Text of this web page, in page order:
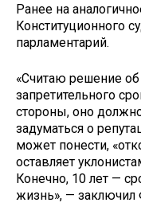
Ранее на
Конституционного
парламентарий.
«Считаю решение об
запретительного
стороны, оно
задуматься о
может понести,
оставляет
Конечно, 10 лет —
жизнь», — заключил